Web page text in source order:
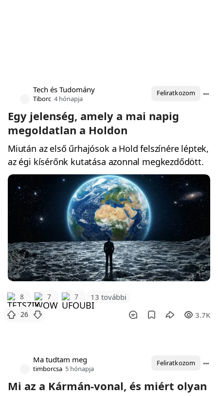
Tech és Tudomány
Tiborc 4 hónapja
Feliratkozom
Egy jelenség, amely a mai napig
megoldatlan a Holdon
Miután az első űrhajósok a Hold felszínére léptek,
az égi kísérőnk kutatása azonnal megkezdődött.
8 7 7 13 további
26 3.7K
Ma tudtam meg
timborcsa 5 hónapja
Feliratkozom
Mi az a Kármán-vonal, és miért olyan